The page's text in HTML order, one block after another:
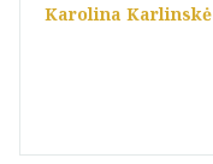
Karolina Karlinskė